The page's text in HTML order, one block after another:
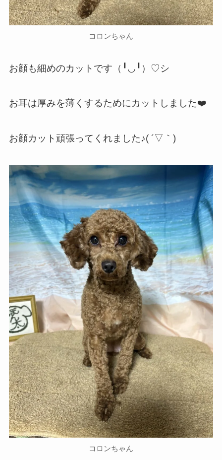
コロンちゃん
お顔も細めのカットです（╹◡╹）♡シ
お耳は厚みを薄くするためにカットしました❤️
お顔カット頑張ってくれました♪( ´▽｀)
コロンちゃん